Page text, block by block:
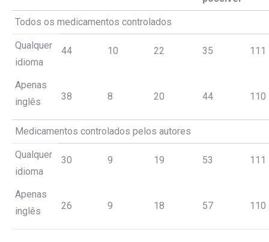
Todos os medicamentos controlados
Qualquer
idioma
Apenas
inglês
44
38
10
8
22
20
35
44
111
110
Medicamentos controlados pelos autores
Qualquer
idioma
Apenas
inglês
30
26
9
9
19
18
53
57
111
110